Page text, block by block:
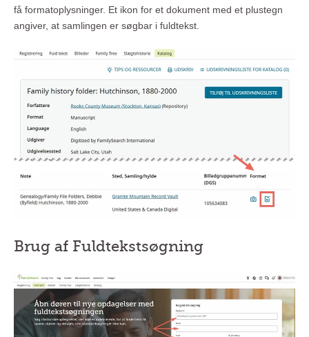
få formatoplysninger. Et ikon for et dokument med et plustegn
angiver, at samlingen er søgbar i fuldtekst.
Brug af Fuldtekstsøgning